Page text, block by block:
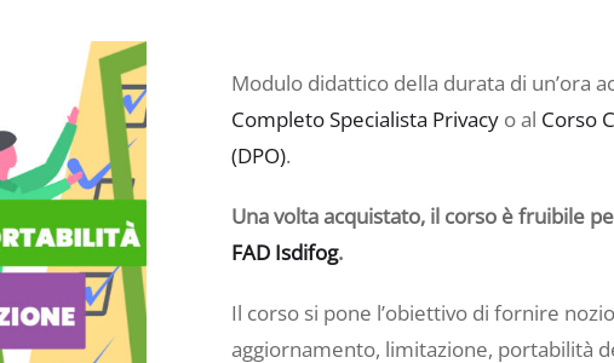
Modulo didattico della durata di un’ora
Completo Specialista Privacy o al Corso
(DPO).
Una volta acquistato, il corso è fruibile
FAD Isdifog.
Il corso si pone l’obiettivo di fornire
aggiornamento, limitazione, portabilità